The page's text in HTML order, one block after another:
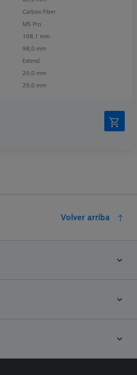
Carbon Fiber
M5 Pro
108,1 mm
98,0 mm
Extend
20,0 mm
20,0 mm
Volver arriba